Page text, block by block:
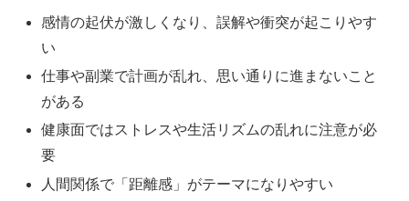
感情の起伏が激しくなり、誤解や衝突が起こりやす
い
仕事や副業で計画が乱れ、思い通りに進まないこと
がある
健康面ではストレスや生活リズムの乱れに注意が必
要
人間関係で「距離感」がテーマになりやすい